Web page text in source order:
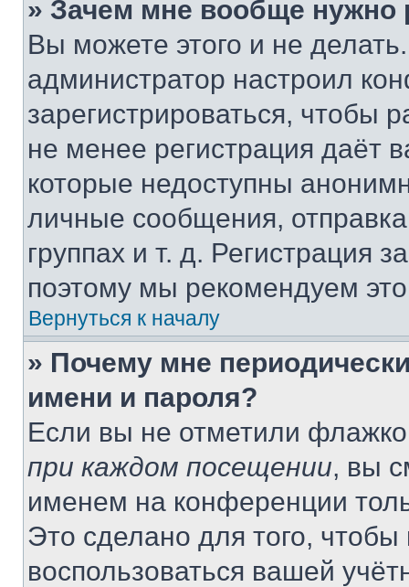
» Зачем мне вообще нужно
Вы можете этого и не
администратор настроил
зарегистрироваться, чтобы
не менее регистрация даёт
которые недоступны
личные сообщения,
группах и т. д. Регистрация
поэтому мы рекомендуем
Вернуться к началу
» Почему мне
имени и пароля?
Если вы не отметили
при каждом посещении, вы
именем на конференции
Это сделано для того, чтобы
воспользоваться вашей